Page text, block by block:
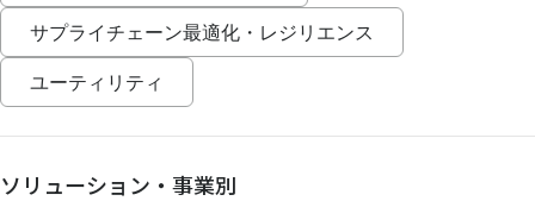
サプライチェーン最適化・レジリエンス
ユーティリティ
ソリューション・事業別